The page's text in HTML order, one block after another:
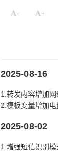
- +
2025-08-16
1.转发内容增加
2.模板变量增加
2025-08-02
1.增强短信识别